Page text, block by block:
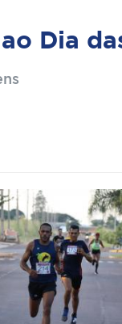
Dia